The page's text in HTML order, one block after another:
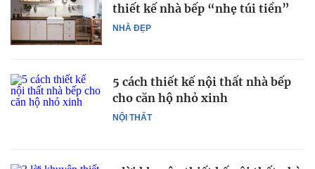
NHÀ ĐẸP
thiết kế nhà bếp “nhẹ túi tiền”
NỘI THẤT
5 cách thiết kế nội thất nhà bếp
cho căn hộ nhỏ xinh